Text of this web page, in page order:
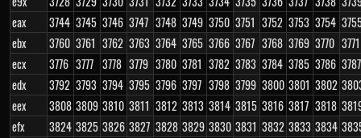
eax
3744 3745 3746 3747 3748 3749 3750 3751 3752 3753 3754
ebx
3760 3761 3762 3763 3764 3765 3766 3767 3768 3769 3770 3771
ecx
3776 3777 3778 3779 3780 3781 3782 3783 3784 3785 3786 3787
edx
3792 3793 3794 3795 3796 3797 3798 3799 3800 3801 3802
eex
3808 3809 3810 3811 3812 3813 3814 3815 3816 3817 3818
efx
3824 3825 3826 3827 3828 3829 3830 3831 3832 3833 3834